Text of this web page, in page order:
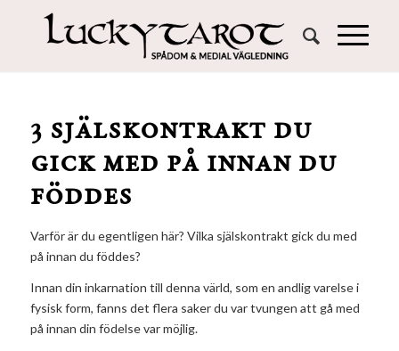
3 själskontrakt du
gick med på innan du
föddes
Varför är du egentligen här? Vilka själskontrakt gick du med
på innan du föddes?
Innan din inkarnation till denna värld, som en andlig varelse i
fysisk form, fanns det flera saker du var tvungen att gå med
på innan din födelse var möjlig.